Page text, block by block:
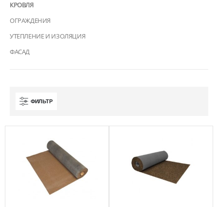
ФИЛЬТР
КРОВЛЯ
ОГРАЖДЕНИЯ
УТЕПЛЕНИЕ И ИЗОЛЯЦИЯ
ФАСАД